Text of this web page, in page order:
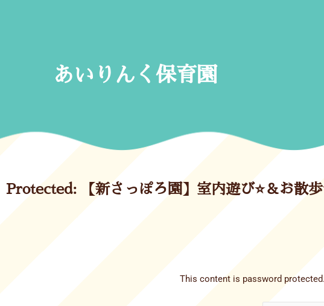
あいりんく保育園
Protected: 【新さっぽろ園】室内遊び⭐＆お散
This content is password